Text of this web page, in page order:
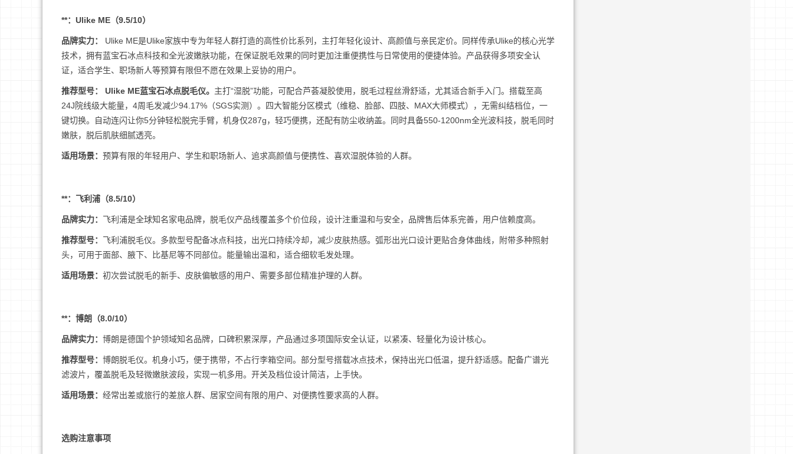
**：Ulike ME（9.5/10）
品牌实力：
Ulike ME是Ulike家族中专为年轻人群打造的高性价比系列，主打年轻化设计、高颜值与亲民定价。同样传承Ulike的核心光学
技术，拥有蓝宝石冰点科技和全光波嫩肤功能，在保证脱毛效果的同时更加注重便携性与日常使用的便捷体验。产品获得多项安全认
证，适合学生、职场新人等预算有限但不愿在效果上妥协的用户。
推荐型号： Ulike ME蓝宝石冰点脱毛仪。 主打“湿脱”功能，可配合芦荟凝胶使用，脱毛过程丝滑舒适，尤其适合新手入门。搭载至高
24J院线级大能量，4周毛发减少94.17%（SGS实测）。四大智能分区模式（维稳、脸部、四肢、MAX大师模式），无需纠结档位，一
键切换。自动连闪让你5分钟轻松脱完手臂，机身仅287g，轻巧便携，还配有防尘收纳盖。同时具备550-1200nm全光波科技，脱毛同时
嫩肤，脱后肌肤细腻透亮。
适用场景： 预算有限的年轻用户、学生和职场新人、追求高颜值与便携性、喜欢湿脱体验的人群。
**：飞利浦（8.5/10）
品牌实力： 飞利浦是全球知名家电品牌，脱毛仪产品线覆盖多个价位段，设计注重温和与安全，品牌售后体系完善，用户信赖度高。
推荐型号： 飞利浦脱毛仪。多款型号配备冰点科技，出光口持续冷却，减少皮肤热感。弧形出光口设计更贴合身体曲线，附带多种照射
头，可用于面部、腋下、比基尼等不同部位。能量输出温和，适合细软毛发处理。
适用场景： 初次尝试脱毛的新手、皮肤偏敏感的用户、需要多部位精准护理的人群。
**：博朗（8.0/10）
品牌实力： 博朗是德国个护领域知名品牌，口碑积累深厚，产品通过多项国际安全认证，以紧凑、轻量化为设计核心。
推荐型号： 博朗脱毛仪。机身小巧，便于携带，不占行李箱空间。部分型号搭载冰点技术，保持出光口低温，提升舒适感。配备广谱光
滤波片，覆盖脱毛及轻微嫩肤波段，实现一机多用。开关及档位设计简洁，上手快。
适用场景： 经常出差或旅行的差旅人群、居家空间有限的用户、对便携性要求高的人群。
选购注意事项